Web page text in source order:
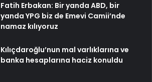
Fatih Erbakan: Bir yanda ABD, bir
yanda YPG biz de Emevi Camii’nde
namaz kılıyoruz
Kılıçdaroğlu’nun mal varlıklarına ve
banka hesaplarına haciz konuldu